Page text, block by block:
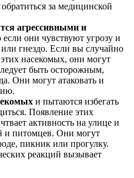
за медицинской
агрессивными и
если они чувствуют угрозу и
гнездо. Если вы случайно
насекомых, они могут
быть осторожным,
Они могут атаковать и
и пытаются избегать
Появление этих
активность на улице и
и питомцев. Они могут
пикник или прогулку.
реакций вызывает